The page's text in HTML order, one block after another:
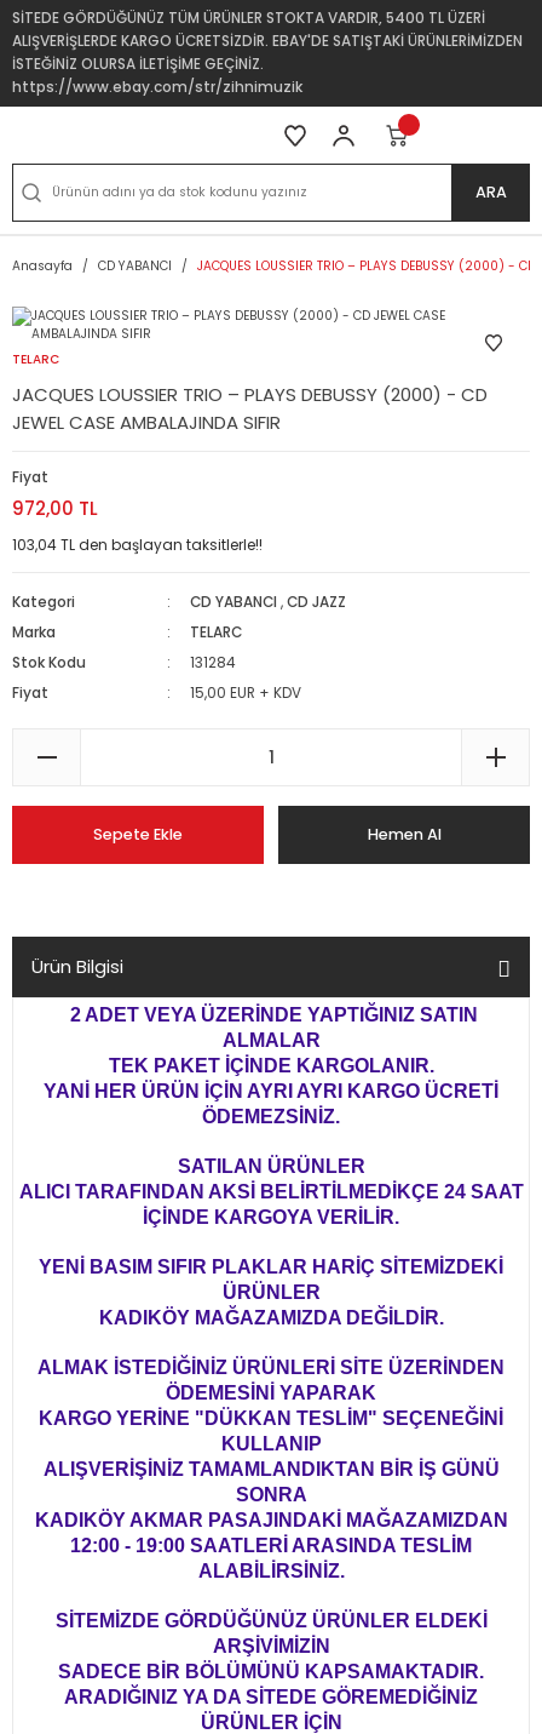
SİTEDE GÖRDÜĞÜNÜZ TÜM ÜRÜNLER STOKTA VARDIR, 5400 TL ÜZERİ
ALIŞVERİŞLERDE KARGO ÜCRETSİZDİR. EBAY'DE SATIŞTAKİ ÜRÜNLERİMİZDEN
İSTEĞİNİZ OLURSA İLETİŞİME GEÇİNİZ.
https://www.ebay.com/str/zihnimuzik
ARA
Anasayfa CD YABANCI JACQUES LOUSSIER TRIO – PLAYS DEBUSSY (2000) - CD
TELARC
JACQUES LOUSSIER TRIO – PLAYS DEBUSSY (2000) - CD
JEWEL CASE AMBALAJINDA SIFIR
Fiyat
972,00 TL
103,04 TL den başlayan taksitlerle!!
Kategori CD YABANCI ,CD JAZZ
Marka
TELARC
Stok Kodu
131284
Fiyat
15,00 EUR + KDV
Sepete Ekle Hemen Al
Ürün Bilgisi
2 ADET VEYA ÜZERİNDE YAPTIĞINIZ SATIN
ALMALAR
TEK PAKET İÇİNDE KARGOLANIR.
YANİ HER ÜRÜN İÇİN AYRI AYRI KARGO ÜCRETİ
ÖDEMEZSİNİZ.
SATILAN ÜRÜNLER
ALICI TARAFINDAN AKSİ BELİRTİLMEDİKÇE 24 SAAT
İÇİNDE KARGOYA VERİLİR.
YENİ BASIM SIFIR PLAKLAR HARİÇ SİTEMİZDEKİ
ÜRÜNLER
KADIKÖY MAĞAZAMIZDA DEĞİLDİR.
ALMAK İSTEDİĞİNİZ ÜRÜNLERİ SİTE ÜZERİNDEN
ÖDEMESİNİ YAPARAK
KARGO YERİNE "DÜKKAN TESLİM" SEÇENEĞİNİ
KULLANIP
ALIŞVERİŞİNİZ TAMAMLANDIKTAN BİR İŞ GÜNÜ
SONRA
KADIKÖY AKMAR PASAJINDAKİ MAĞAZAMIZDAN
12:00 - 19:00 SAATLERİ ARASINDA TESLİM
ALABİLİRSİNİZ.
SİTEMİZDE GÖRDÜĞÜNÜZ ÜRÜNLER ELDEKİ
ARŞİVİMİZİN
SADECE BİR BÖLÜMÜNÜ KAPSAMAKTADIR.
ARADIĞINIZ YA DA SİTEDE GÖREMEDİĞİNİZ
ÜRÜNLER İÇİN